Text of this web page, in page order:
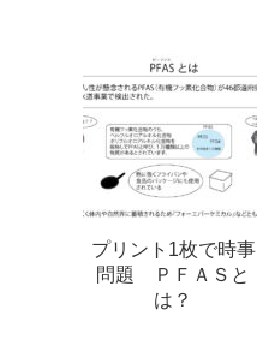
プリント1枚で時事
問題 ＰＦＡＳと
は？